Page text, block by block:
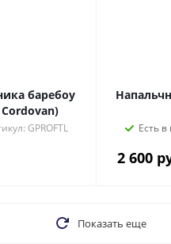
баребоу
Cordovan)
GPROFTL Есть
2 600
Показать еще